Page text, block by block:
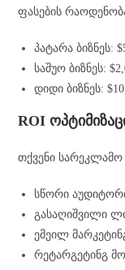
ფასების
პატარა ბიზნეს:
საშუო ბიზნეს:
დიდი ბიზნეს:
ROI
თქვენი სარეკლამო
სწორი
გასაღიშვილი
ემეილ
რეტარგეტინგ